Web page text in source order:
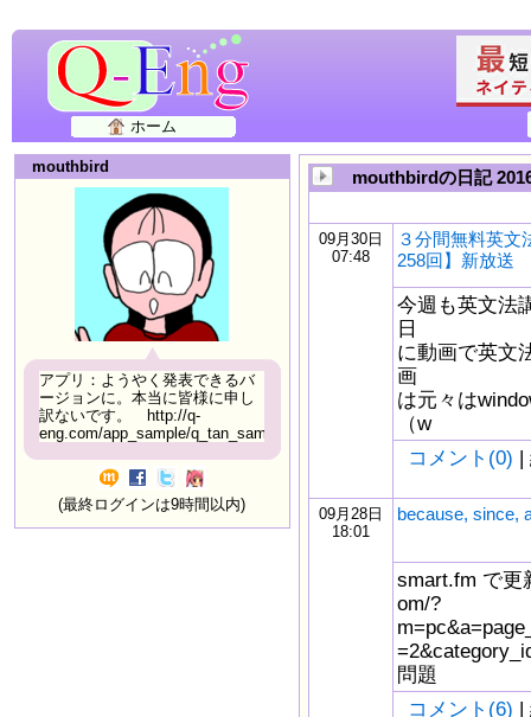
ホーム
mouthbird
アプリ：ようやく発表できるバ
ージョンに。本当に皆様に申し
訳ないです。 http://q-
eng.com/app_sample/q_tan_sample06.html
(最終ログインは9時間以内)
mouthbirdの日記
09月30日
07:48
３分間無料英文
258回】新放送
今週も英文法
日
に動画で英文
画
は元々は
（w
コメント(0) |
09月28日
18:01
because, since,
smart.fm で更
om/?
問題
コメント(6) |